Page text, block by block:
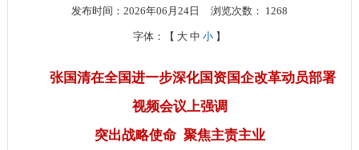
发布时间：2026年06月24日 浏览次数： 1268
字体：【 大 中 小 】
张国清在全国进一步深化国资国企改革动员部署
视频会议上强调
突出战略使命 聚焦主责主业